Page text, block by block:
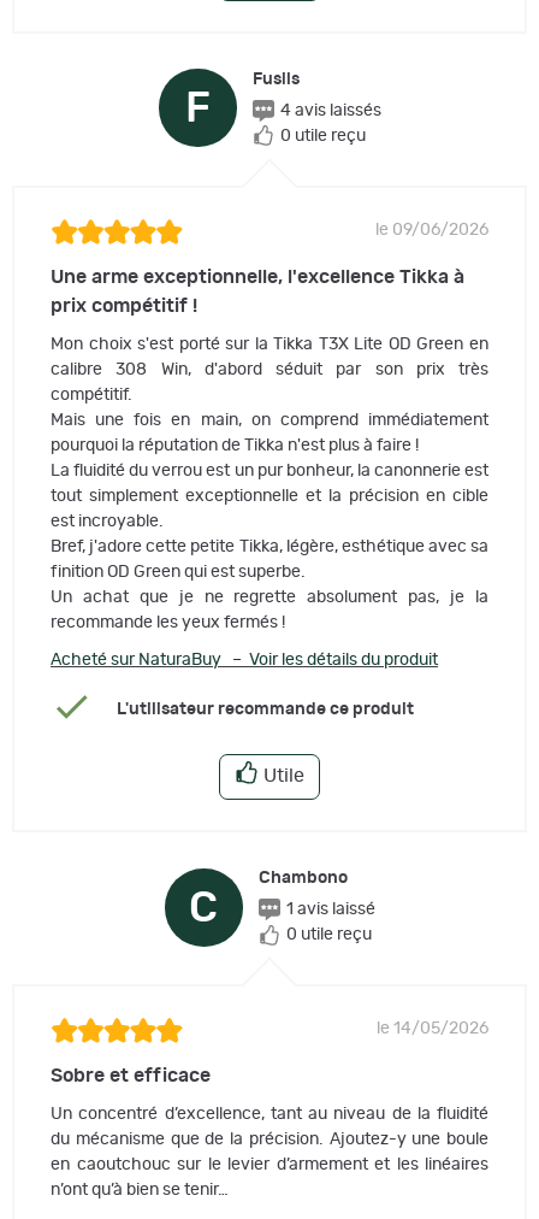
F
Fusils
4 avis laissés
0 utile reçu
le 09/06/2026
Une arme exceptionnelle, l'excellence Tikka à
prix compétitif !
Mon choix s'est porté sur la Tikka T3X Lite OD Green en
calibre 308 Win, d'abord séduit par son prix très
compétitif.
Mais une fois en main, on comprend immédiatement
pourquoi la réputation de Tikka n'est plus à faire !
La fluidité du verrou est un pur bonheur, la canonnerie est
tout simplement exceptionnelle et la précision en cible
est incroyable.
Bref, j'adore cette petite Tikka, légère, esthétique avec sa
finition OD Green qui est superbe.
Un achat que je ne regrette absolument pas, je la
recommande les yeux fermés !
Acheté sur NaturaBuy – Voir les détails du produit
L'utilisateur recommande ce produit
Utile
C
Chambono
1 avis laissé
0 utile reçu
le 14/05/2026
Sobre et efficace
Un concentré d’excellence, tant au niveau de la fluidité
du mécanisme que de la précision. Ajoutez-y une boule
en caoutchouc sur le levier d’armement et les linéaires
n’ont qu’à bien se tenir…